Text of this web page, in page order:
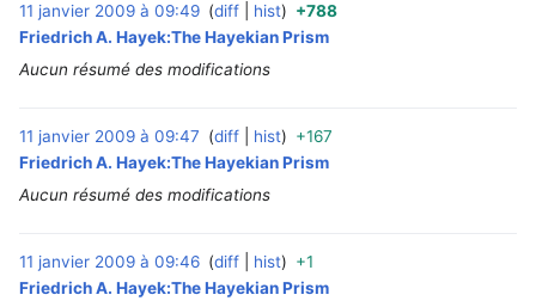
11 janvier 2009 à 09:49 diff hist +788
Friedrich A. Hayek:The Hayekian Prism
Aucun résumé des modifications
11 janvier 2009 à 09:47 diff hist +167
Friedrich A. Hayek:The Hayekian Prism
Aucun résumé des modifications
11 janvier 2009 à 09:46 diff hist +1
Friedrich A. Hayek:The Hayekian Prism